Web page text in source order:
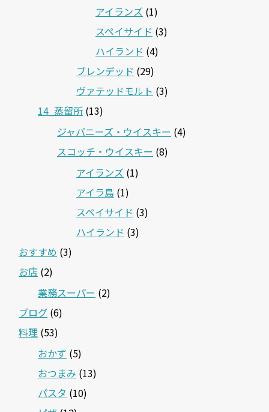
アイランズ (1)
スペイサイド (3)
ハイランド (4)
ブレンデッド (29)
ヴァテッドモルト (3)
14_蒸留所 (13)
ジャパニーズ・ウイスキー (4)
スコッチ・ウイスキー (8)
アイランズ (1)
アイラ島 (1)
スペイサイド (3)
ハイランド (3)
おすすめ (3)
お店 (2)
業務スーパー (2)
ブログ (6)
料理 (53)
おかず (5)
おつまみ (13)
パスタ (10)